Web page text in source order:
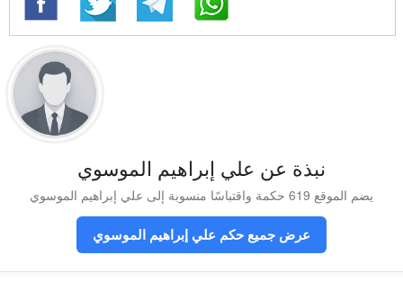
نبذة عن علي إبراهيم الموسوي
يضم الموقع 619 حكمة واقتباسًا منسوبة إلى علي إبراهيم الموسوي
عرض جميع حكم علي إبراهيم الموسوي